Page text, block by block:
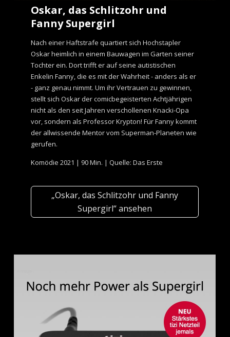
Oskar, das Schlitzohr und
Fanny Supergirl
Nach einer Haftstrafe quartiert sich Hochstapler
Oskar heimlich in einem Bauwagen im Garten seiner
Tochter ein. Dort trifft er auf seine autistischen
Enkelin Fanny, die es mit der Wahrheit - anders als er
- ganz genau nimmt. Um ihr Vertrauen zu gewinnen,
stellt sich Oskar der comicbegeisterten Achtjährigen
nicht als den seit Jahren verschollenen Knacki-Opa
vor, sondern als Professor Krypton! Für Fanny kommt
der allwissende Mentor vom Superman-Planeten wie
gerufen.
Komödie 2021 | 90 Min. | Quelle: Das Erste
„Oskar, das Schlitzohr und Fanny
Supergirl“ ansehen